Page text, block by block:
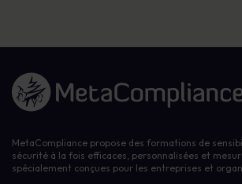
Lien vers la page d'accueil
MetaCompliance propose des formations de
sécurité à la fois efficaces, personnalisées et
spécialement conçues pour les entreprises et